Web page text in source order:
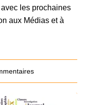
les prochaines
aux Médias et à